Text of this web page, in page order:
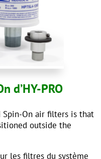
d’HY-PRO
Spin-On air filters is that
outside the
les filtres du système